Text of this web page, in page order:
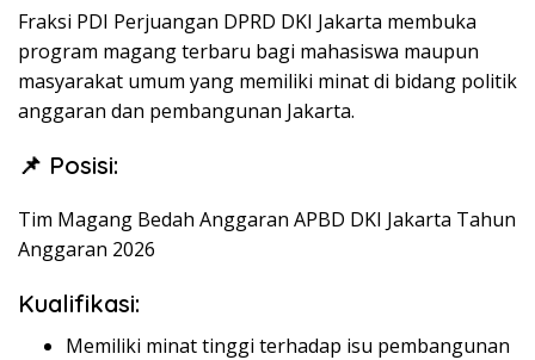
Fraksi PDI Perjuangan DPRD DKI Jakarta membuka
program magang terbaru bagi mahasiswa maupun
masyarakat umum yang memiliki minat di bidang politik
anggaran dan pembangunan Jakarta.
📌 Posisi:
Tim Magang Bedah Anggaran APBD DKI Jakarta Tahun
Anggaran 2026
Kualifikasi:
Memiliki minat tinggi terhadap isu pembangunan